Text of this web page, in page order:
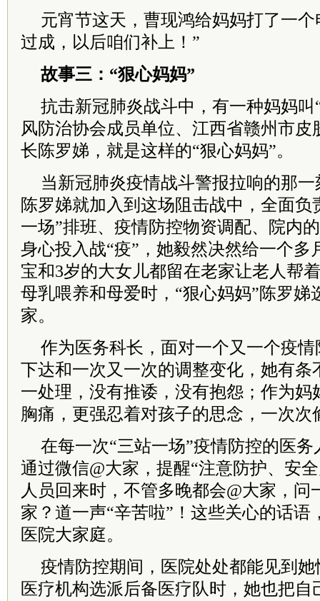
元宵节这天，曹现鸿给妈妈打了一
过成，以后咱们补上！”
故事三：“狠心妈妈”
抗击新冠肺炎战斗中，有一种妈妈叫
风防治协会成员单位、江西省赣州市皮
长陈罗娣，就是这样的“狠心妈妈”。
当新冠肺炎疫情战斗警报拉响的那
陈罗娣就加入到这场阻击战中，全面负
一场”排班、疫情防控物资调配、院内
身心投入战“疫”，她毅然决然给一个多
宝和3岁的大女儿都留在老家让老人帮
母乳喂养和母爱时，“狠心妈妈”陈罗娣
家。
作为医务科长，面对一个又一个疫
下达和一次又一次的调整变化，她有条
一处理，没有推诿，没有抱怨；作为妈
胸痛，更强忍着对孩子的思念，一次次
在每一次“三站一场”疫情防控的医
通过微信@大家，提醒“注意防护、安
人员回来时，不管多晚都会@大家，问
家？道一声“辛苦啦”！这些关心的话语
医院大家庭。
疫情防控期间，医院处处都能见到
医疗机构选派后备医疗队时，她也把自